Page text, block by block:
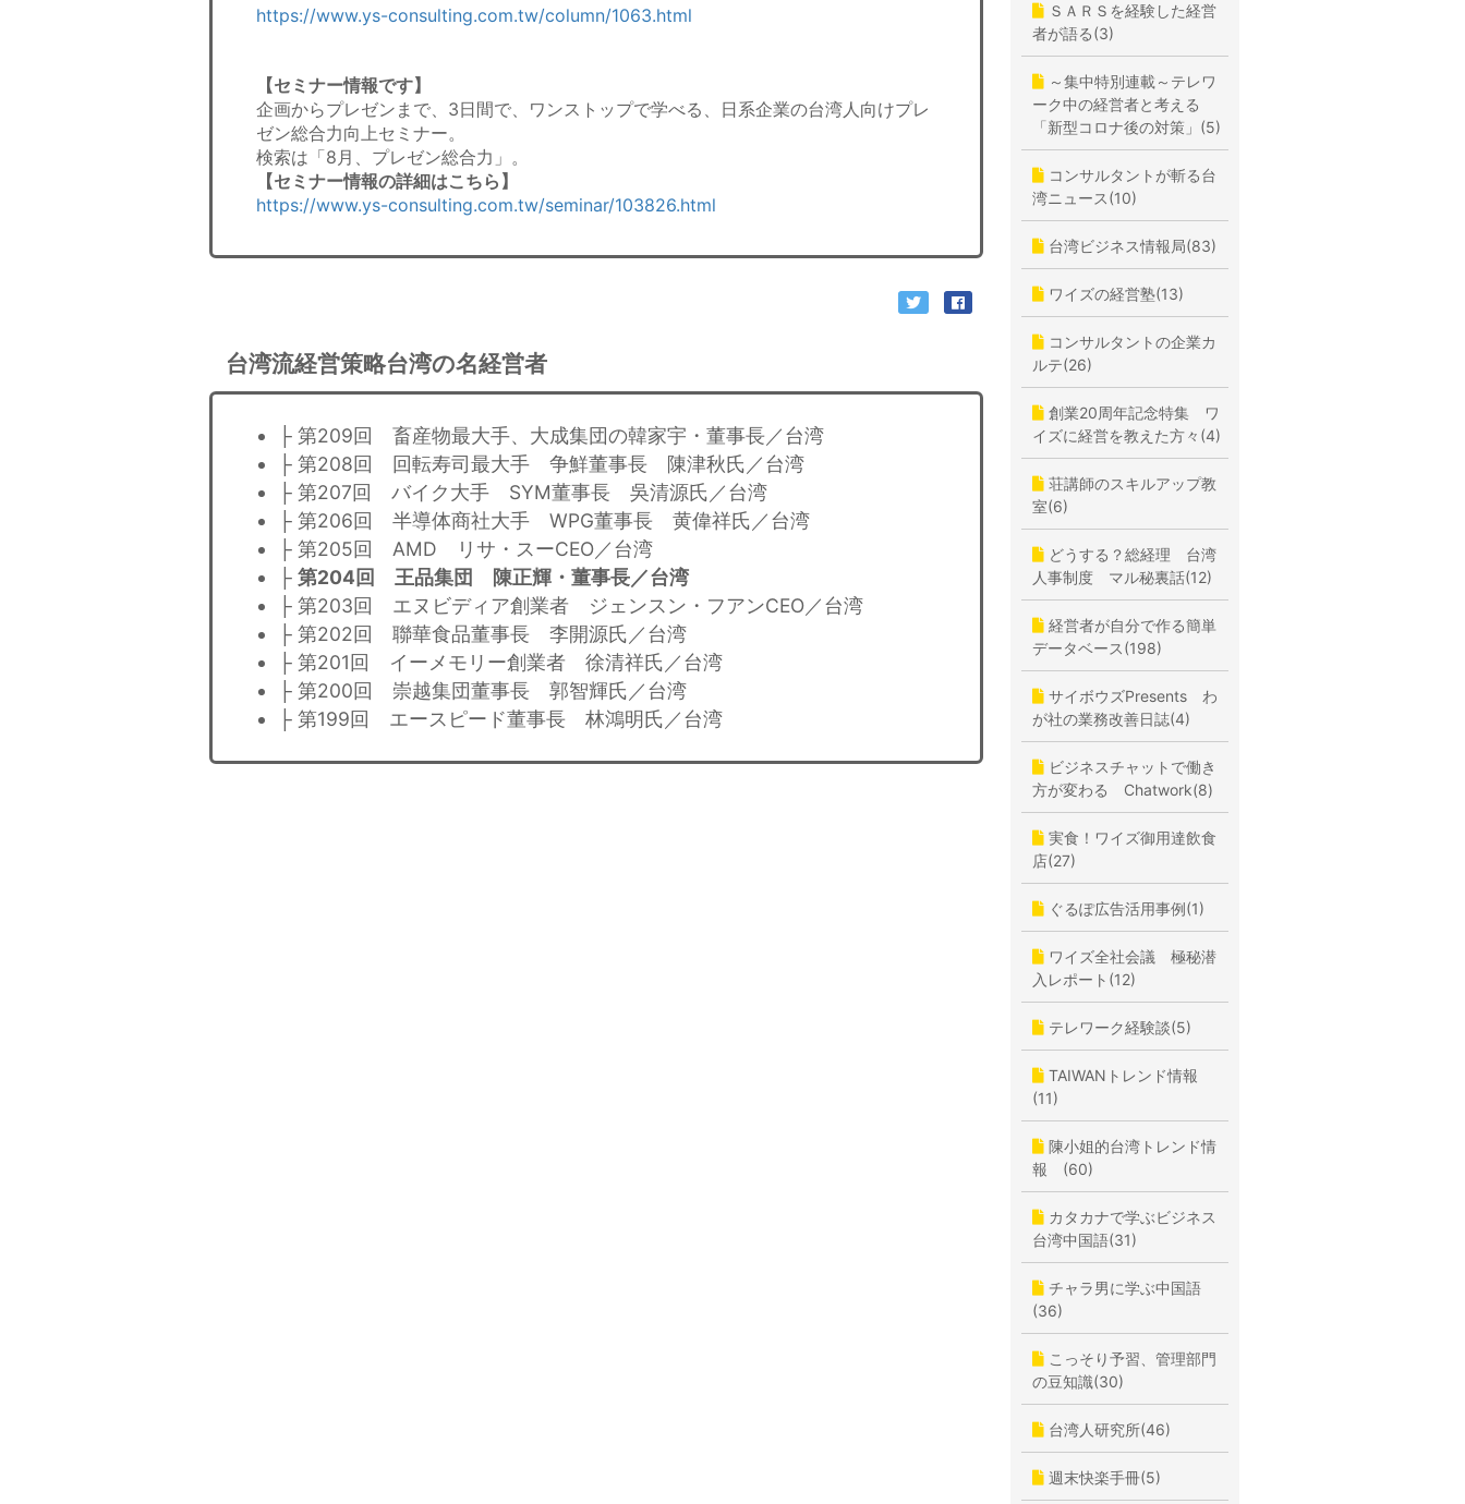
https://www.ys-consulting.com.tw/column/1063.html
【セミナー情報です】
企画からプレゼンまで、3日間で、ワンストップで学べる、日系企業の台湾人向けプレ
ゼン総合力向上セミナー。
検索は「8月、プレゼン総合力」。
【セミナー情報の詳細はこちら】
https://www.ys-consulting.com.tw/seminar/103826.html
台湾流経営策略台湾の名経営者
├ 第209回 畜産物最大手、大成集団の韓家宇・董事長／台湾
├ 第208回 回転寿司最大手 争鮮董事長 陳津秋氏／台湾
├ 第207回 バイク大手 SYM董事長 吳清源氏／台湾
├ 第206回 半導体商社大手 WPG董事長 黄偉祥氏／台湾
├ 第205回 AMD リサ・スーCEO／台湾
├ 第204回 王品集団 陳正輝・董事長／台湾
├ 第203回 エヌビディア創業者 ジェンスン・フアンCEO／台湾
├ 第202回 聯華食品董事長 李開源氏／台湾
├ 第201回 イーメモリー創業者 徐清祥氏／台湾
├ 第200回 崇越集団董事長 郭智輝氏／台湾
├ 第199回 エースピード董事長 林鴻明氏／台湾
ＳＡＲＳを経験した経営
者が語る(3)
～集中特別連載～テレワ
ーク中の経営者と考える
「新型コロナ後の対策」(5)
コンサルタントが斬る台
湾ニュース(10)
台湾ビジネス情報局(83)
ワイズの経営塾(13)
コンサルタントの企業カ
ルテ(26)
創業20周年記念特集 ワ
イズに経営を教えた方々(4)
荘講師のスキルアップ教
室(6)
どうする？総経理 台湾
人事制度 マル秘裏話(12)
経営者が自分で作る簡単
データベース(198)
サイボウズPresents わ
が社の業務改善日誌(4)
ビジネスチャットで働き
方が変わる Chatwork(8)
実食！ワイズ御用達飲食
店(27)
ぐるぽ広告活用事例(1)
ワイズ全社会議 極秘潜
入レポート(12)
テレワーク経験談(5)
TAIWANトレンド情報
(11)
陳小姐的台湾トレンド情
報 (60)
カタカナで学ぶビジネス
台湾中国語(31)
チャラ男に学ぶ中国語
(36)
こっそり予習、管理部門
の豆知識(30)
台湾人研究所(46)
週末快楽手冊(5)